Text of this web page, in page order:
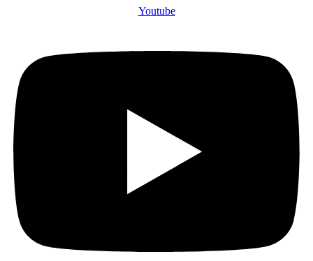
Youtube